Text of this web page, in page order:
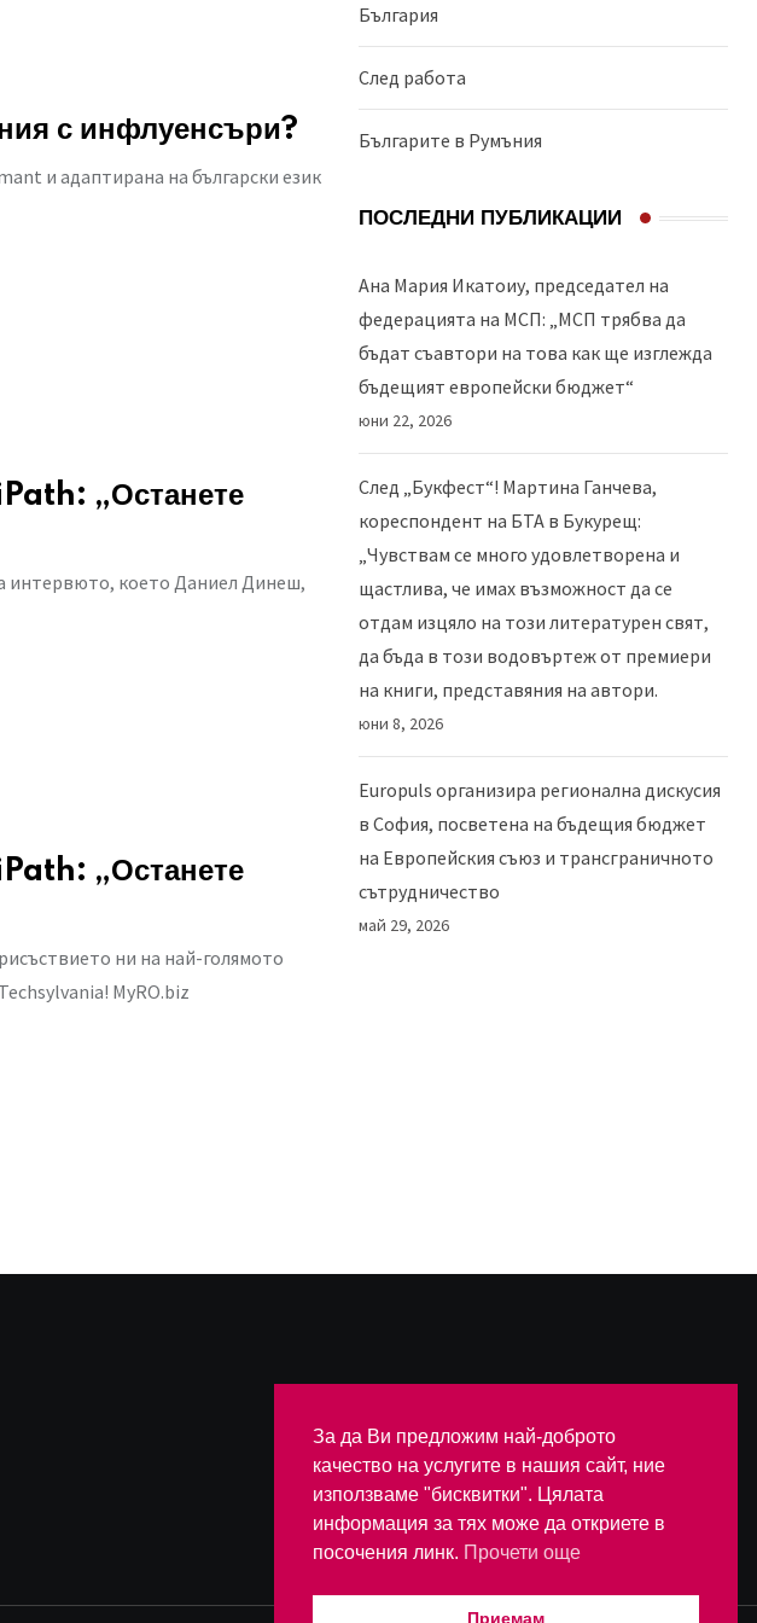
с инфлуенсъри?
и адаптирана на български език
„Останете
интервюто, което Даниел Динеш,
„Останете
ни на най-голямото
MyRO.biz
България
След работа
Българите в Румъния
ПОСЛЕДНИ ПУБЛИКАЦИИ
Ана Мария Икатоиу, председател на
федерацията на МСП: „МСП трябва да
бъдат съавтори на това как ще изглежда
бъдещият европейски бюджет“
юни 22, 2026
След „Букфест“! Мартина Ганчева,
кореспондент на БТА в Букурещ:
„Чувствам се много удовлетворена и
щастлива, че имах възможност да се
отдам изцяло на този литературен свят,
да бъда в този водовъртеж от премиери
на книги, представяния на автори.
юни 8, 2026
Europuls организира регионална дискусия
в София, посветена на бъдещия бюджет
на Европейския съюз и трансграничното
сътрудничество
май 29, 2026
ОБЩИ УСЛОВИЯ
За да Ви предложим най-доброто
качество на услугите в нашия сайт, ние
използваме "бисквитки". Цялата
информация за тях може да откриете в
посочения линк. Прочети още
Приемам